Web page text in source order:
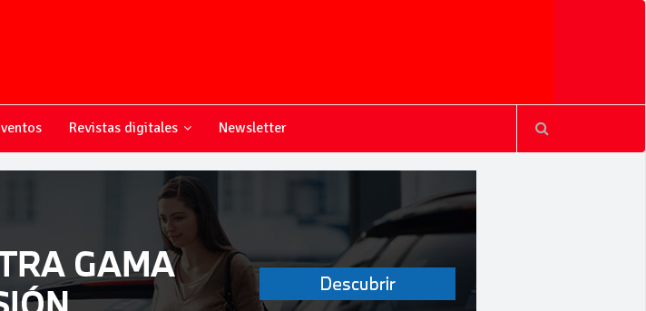
Revistas digitales Newsletter